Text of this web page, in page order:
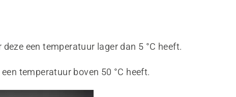
een temperatuur lager dan 5 °C heeft.
temperatuur boven 50 °C heeft.